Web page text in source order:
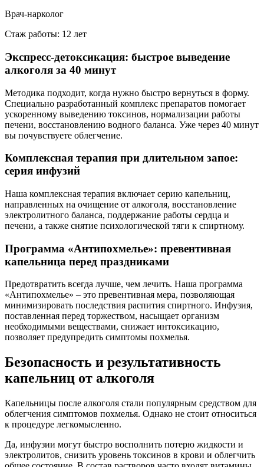
Врач-нарколог
Стаж работы: 12 лет
Экспресс-детоксикация: быстрое выведение
алкоголя за 40 минут
Методика подходит, когда нужно быстро вернуться в форму.
Специально разработанный комплекс препаратов помогает
ускоренному выведению токсинов, нормализации работы
печени, восстановлению водного баланса. Уже через 40 минут
вы почувствуете облегчение.
Комплексная терапия при длительном запое:
серия инфузий
Наша комплексная терапия включает серию капельниц,
направленных на очищение от алкоголя, восстановление
электролитного баланса, поддержание работы сердца и
печени, а также снятие психологической тяги к спиртному.
Программа «Антипохмелье»: превентивная
капельница перед праздниками
Предотвратить всегда лучше, чем лечить. Наша программа
«Антипохмелье» – это превентивная мера, позволяющая
минимизировать последствия распития спиртного. Инфузия,
поставленная перед торжеством, насыщает организм
необходимыми веществами, снижает интоксикацию,
позволяет предупредить симптомы похмелья.
Безопасность и результативность
капельниц от алкоголя
Капельницы после алкоголя стали популярным средством для
облегчения симптомов похмелья. Однако не стоит относиться
к процедуре легкомысленно.
Да, инфузии могут быстро восполнить потерю жидкости и
электролитов, снизить уровень токсинов в крови и облегчить